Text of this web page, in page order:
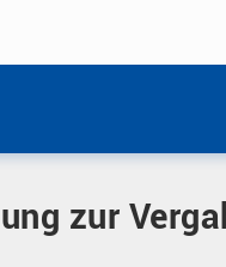
Vergabe von
zur